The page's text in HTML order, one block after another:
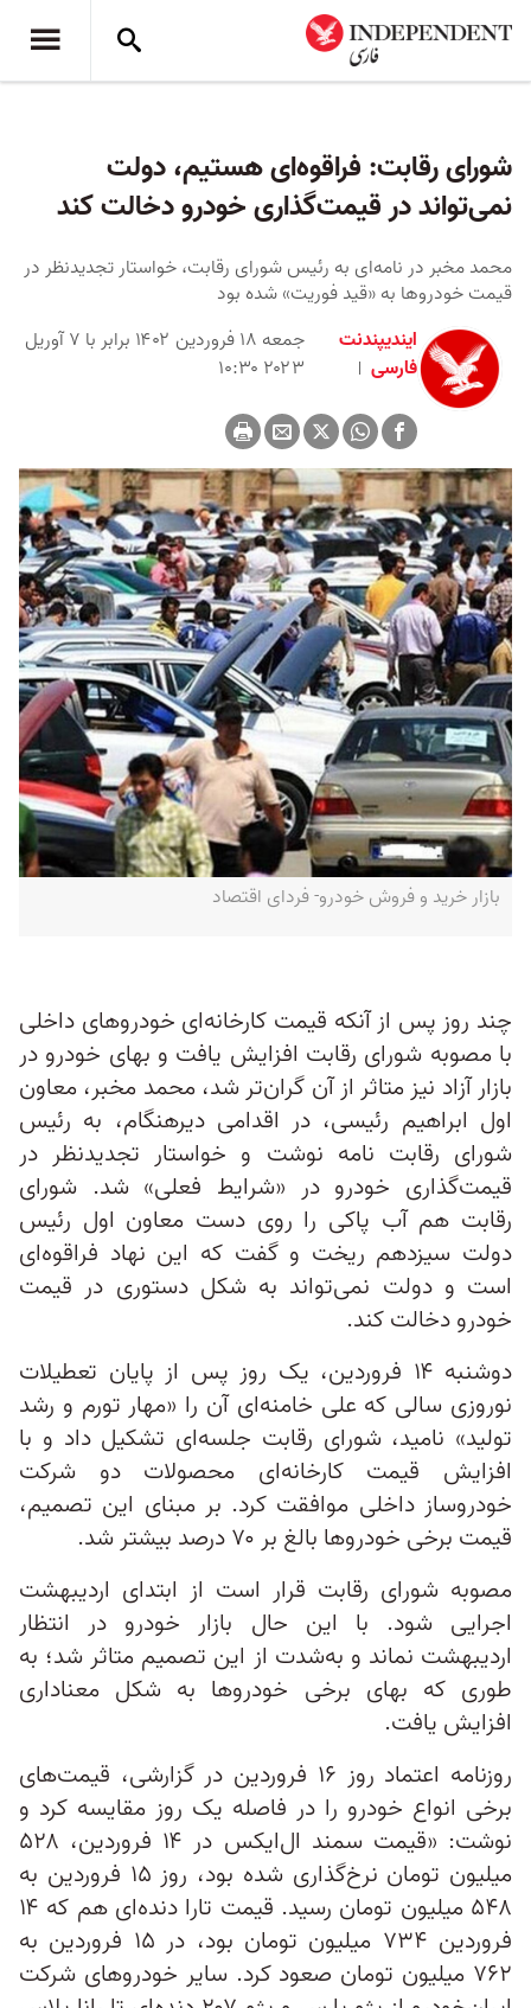
شورای رقابت: فراقوه‌ای هستیم، دولت
نمی‌تواند در قیمت‌گذاری خودرو دخالت کند
محمد مخبر در نامه‌ای به رئیس شورای رقابت، خواستار تجدیدنظر در
قیمت خودروها به «قید فوریت» شده بود
ایندیپندنت
فارسی
جمعه ۱۸ فروردین ۱۴۰۲ برابر با ۷ آوریل
۲۰۲۳ ۱۰:۳۰
بازار خرید و فروش خودرو- فردای اقتصاد
چند روز پس از آنکه قیمت کارخانه‌ای خودروهای داخلی
با مصوبه شورای رقابت افزایش یافت و بهای خودرو در
بازار آزاد نیز متاثر از آن گران‌تر شد، محمد مخبر، معاون
اول ابراهیم رئیسی، در اقدامی دیرهنگام، به رئیس
شورای رقابت نامه نوشت و خواستار تجدیدنظر در
قیمت‌گذاری خودرو در «شرایط فعلی» شد. شورای
رقابت هم آب پاکی را روی دست معاون اول رئیس
دولت سیزدهم ریخت و گفت که این نهاد فراقوه‌ای
است و دولت نمی‌تواند به شکل دستوری در قیمت
خودرو دخالت کند.
دوشنبه ۱۴ فروردین، یک روز پس از پایان تعطیلات
نوروزی سالی که علی خامنه‌ای آن را «مهار تورم و رشد
تولید» نامید، شورای رقابت جلسه‌ای تشکیل داد و با
افزایش قیمت کارخانه‌ای محصولات دو شرکت
خودروساز داخلی موافقت کرد. بر مبنای این تصمیم،
قیمت برخی خودروها بالغ‌ بر ۷۰ درصد بیشتر شد.
مصوبه شورای رقابت قرار است از ابتدای اردیبهشت
اجرایی شود. با این‌ حال بازار خودرو در انتظار
اردیبهشت نماند و به‌شدت از این تصمیم متاثر شد؛ به‌
طوری‌ که بهای برخی خودروها به شکل معناداری
افزایش یافت.
روزنامه اعتماد روز ۱۶ فروردین در گزارشی، قیمت‌های
برخی انواع خودرو را در فاصله یک روز مقایسه کرد و
نوشت: «قیمت سمند ال‌ایكس در ۱۴ فروردین، ۵۲۸
میلیون تومان نرخ‌گذاری شده بود، روز ۱۵ فروردین به
۵۴۸ میلیون تومان رسید. قیمت تارا دنده‌ای هم كه ۱۴
فروردین ۷۳۴ میلیون تومان بود، در ۱۵ فروردین به
۷۶۲ میلیون تومان صعود کرد. سایر خودرو‌های شركت